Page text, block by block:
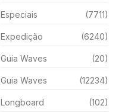
Especiais (7711)
Expedição (6240)
Guia Waves (20)
Guia Waves (12234)
Longboard (102)